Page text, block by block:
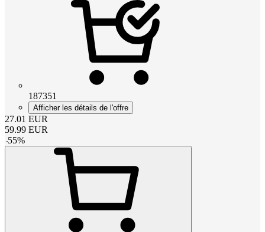
187351
Afficher les détails de l'offre
27.01 EUR
59.99 EUR
-55%